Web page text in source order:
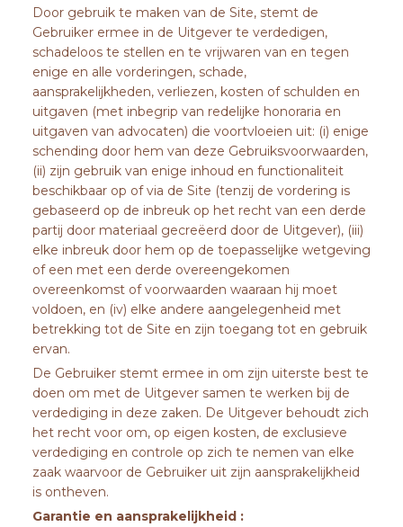
Door gebruik te maken van de Site, stemt de
Gebruiker ermee in de Uitgever te verdedigen,
schadeloos te stellen en te vrijwaren van en tegen
enige en alle vorderingen, schade,
aansprakelijkheden, verliezen, kosten of schulden en
uitgaven (met inbegrip van redelijke honoraria en
uitgaven van advocaten) die voortvloeien uit: (i) enige
schending door hem van deze Gebruiksvoorwaarden,
(ii) zijn gebruik van enige inhoud en functionaliteit
beschikbaar op of via de Site (tenzij de vordering is
gebaseerd op de inbreuk op het recht van een derde
partij door materiaal gecreëerd door de Uitgever), (iii)
elke inbreuk door hem op de toepasselijke wetgeving
of een met een derde overeengekomen
overeenkomst of voorwaarden waaraan hij moet
voldoen, en (iv) elke andere aangelegenheid met
betrekking tot de Site en zijn toegang tot en gebruik
ervan.
De Gebruiker stemt ermee in om zijn uiterste best te
doen om met de Uitgever samen te werken bij de
verdediging in deze zaken. De Uitgever behoudt zich
het recht voor om, op eigen kosten, de exclusieve
verdediging en controle op zich te nemen van elke
zaak waarvoor de Gebruiker uit zijn aansprakelijkheid
is ontheven.
Garantie en aansprakelijkheid :